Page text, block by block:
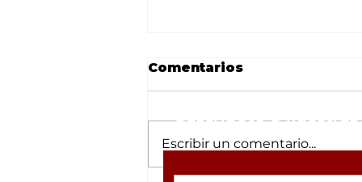
Comentarios
Escribir un comentario...
Suscríbete a